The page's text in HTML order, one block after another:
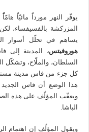
يوفّر النهر مورداً مائيّاً
المزركشة بالفسيفساء، لكن
يساهم في تحلّل أسوار
هوروفيتس،
المدينة إلى
السلطان، والملّاح، وتشكّل
كل جزء من فاس مدينة
هذا الوضع أن فاس الجديد
ويعقّب المؤلّف على هذه
الباشا.
ويقول المؤلّف إن اهتمام